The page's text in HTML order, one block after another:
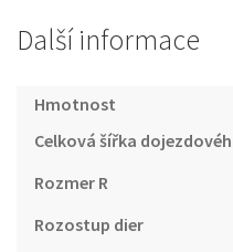
Další informace
Hmotnost
Celková šířka
Rozmer R
Rozostup dier